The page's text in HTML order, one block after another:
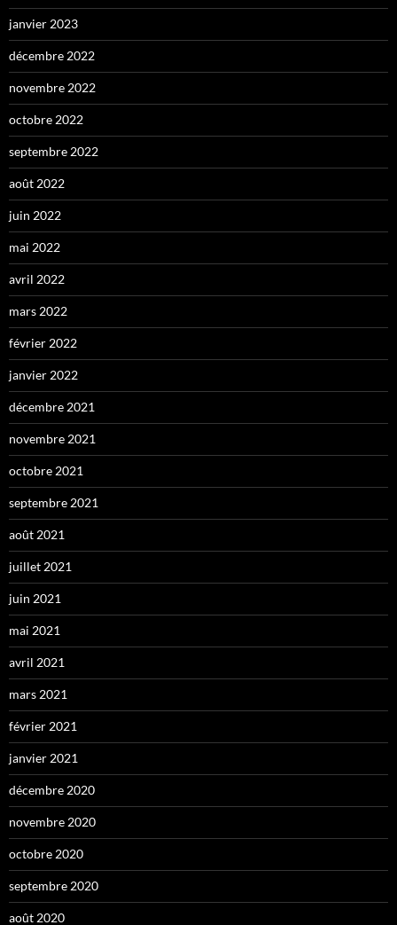
janvier 2023
décembre 2022
novembre 2022
octobre 2022
septembre 2022
août 2022
juin 2022
mai 2022
avril 2022
mars 2022
février 2022
janvier 2022
décembre 2021
novembre 2021
octobre 2021
septembre 2021
août 2021
juillet 2021
juin 2021
mai 2021
avril 2021
mars 2021
février 2021
janvier 2021
décembre 2020
novembre 2020
octobre 2020
septembre 2020
août 2020